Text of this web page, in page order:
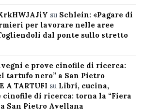
su Schlein: «Pagare di
per lavorare nelle aree
dal ponte sullo stretto
e prove cinofile di ricerca:
tartufo nero” a San Pietro
A TARTUFI su Libri, cucina,
cinofile di ricerca: torna la “Fiera
San Pietro Avellana